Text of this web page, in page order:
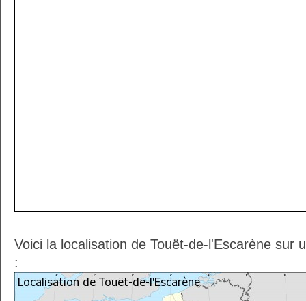
Voici la localisation de Touët-de-l'Escarène sur
: